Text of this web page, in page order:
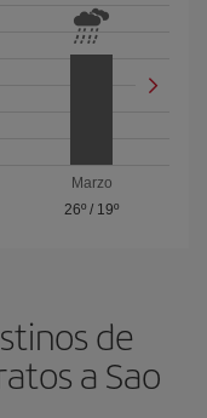
Marzo
26º / 19º
de
a Sao